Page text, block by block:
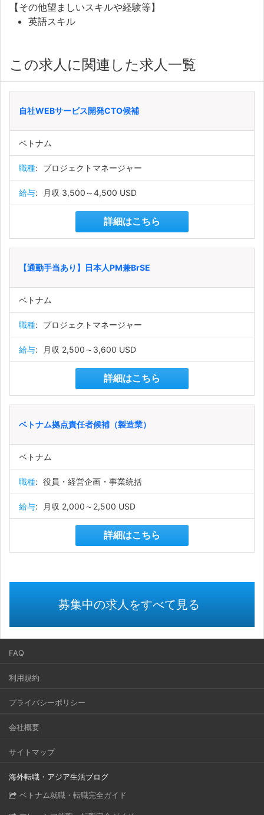
【その他望ましいスキルや経験等】
英語スキル
この求人に関連した求人一覧
自社WEBサービス開発CTO候補
ベトナム
職種: プロジェクトマネージャー
給与: 月収 3,500～4,500 USD
詳細はこちら
【通勤手当あり】日本人PM兼BrSE
ベトナム
職種: プロジェクトマネージャー
給与: 月収 2,500～3,600 USD
詳細はこちら
ベトナム拠点責任者候補（製造業）
ベトナム
職種: 役員・経営企画・事業統括
給与: 月収 2,000～2,500 USD
詳細はこちら
募集中の求人をすべて見る
FAQ
利用規約
プライバシーポリシー
会社概要
サイトマップ
海外転職・アジア生活ブログ
ベトナム就職・転職完全ガイド